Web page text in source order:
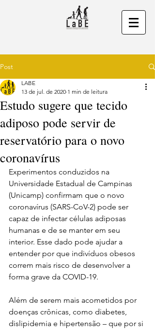
Post
Estudo sugere que tecido
adiposo pode servir de
reservatório para o novo
coronavírus
LABE
13 de jul. de 2020 1 min de leitura
Experimentos conduzidos na
Universidade Estadual de Campinas
(Unicamp) confirmam que o novo
coronavírus (SARS-CoV-2) pode ser
capaz de infectar células adiposas
humanas e de se manter em seu
interior. Esse dado pode ajudar a
entender por que indivíduos obesos
correm mais risco de desenvolver a
forma grave da COVID-19.
Além de serem mais acometidos por
doenças crônicas, como diabetes,
dislipidemia e hipertensão – que por si